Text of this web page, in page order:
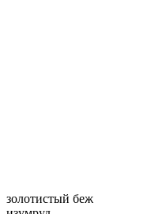
золотистый беж